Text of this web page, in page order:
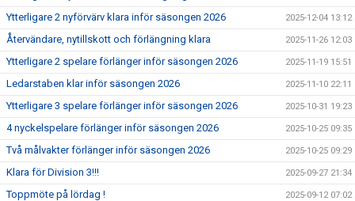
Ytterligare 2 nyförvärv klara inför säsongen 2026 2025-12-04 13:12
Återvändare, nytillskott och förlängning klara 2025-11-26 12:03
Ytterligare 2 spelare förlänger inför säsongen 2026 2025-11-19 15:51
Ledarstaben klar inför säsongen 2026 2025-11-10 22:11
Ytterligare 3 spelare förlänger inför säsongen 2026 2025-10-31 19:23
4 nyckelspelare förlänger inför säsongen 2026 2025-10-25 09:35
Två målvakter förlänger inför säsongen 2026 2025-10-25 09:29
Klara för Division 3!!! 2025-09-27 21:34
Toppmöte på lördag ! 2025-09-12 07:02